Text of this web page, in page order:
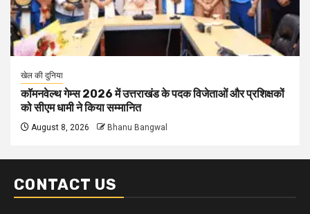
खेल की दुनिया
कॉमनवेल्थ गेम्स 2026 में उत्तराखंड के पदक विजेताओं और प्रशिक्षकों
को सीएम धामी ने किया सम्मानित
August 8, 2026 Bhanu Bangwal
CONTACT US